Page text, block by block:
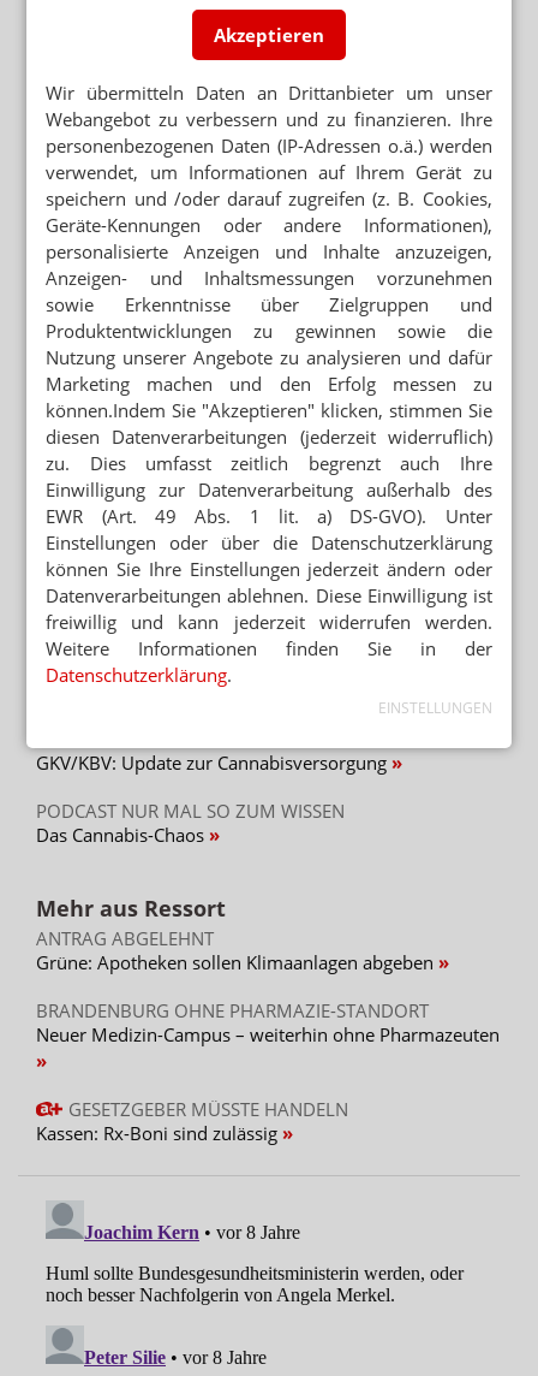
Akzeptieren
Wir übermitteln Daten an Drittanbieter um unser
Webangebot zu verbessern und zu finanzieren. Ihre
personenbezogenen Daten (IP-Adressen o.ä.) werden
verwendet, um Informationen auf Ihrem Gerät zu
speichern und /oder darauf zugreifen (z. B. Cookies,
Geräte-Kennungen oder andere Informationen),
personalisierte Anzeigen und Inhalte anzuzeigen,
Anzeigen- und Inhaltsmessungen vorzunehmen
sowie Erkenntnisse über Zielgruppen und
Produktentwicklungen zu gewinnen sowie die
Nutzung unserer Angebote zu analysieren und dafür
Marketing machen und den Erfolg messen zu
können.Indem Sie "Akzeptieren" klicken, stimmen Sie
diesen Datenverarbeitungen (jederzeit widerruflich)
zu. Dies umfasst zeitlich begrenzt auch Ihre
Einwilligung zur Datenverarbeitung außerhalb des
EWR (Art. 49 Abs. 1 lit. a) DS-GVO). Unter
Einstellungen oder über die Datenschutzerklärung
können Sie Ihre Einstellungen jederzeit ändern oder
Datenverarbeitungen ablehnen. Diese Einwilligung ist
freiwillig und kann jederzeit widerrufen werden.
Weitere Informationen finden Sie in der
Datenschutzerklärung.
EINSTELLUNGEN
Neuere Artikel zum Thema
SPAHNS PLAN B
Huml: Bayern hält am Rx-Versandverbot fest
BAYERN
Kein Rx-Versandverbot im Koalitionsvertrag
LANDTAGSWAHL BAYERN
Freie Wähler kämpfen für Erhalt der
Apotheken
BAYERN
Huml (CSU): Söders Kabinett steht zum Rx-
Versandverbot
INTERVIEW IN APOTHEKEN UMSCHAU
Spahn: Lieber fair als Rx-Versandverbot
ARZNEIMITTELPREISE
Grüne an Apotheker Müller: Höchstpreise statt
Rx-Versandverbot
Mehr zum Thema
KRITIK AN GESETZGEBUNGSVERFAHREN
Länder verärgert über Hauruck-Sparpaket
GKV/KBV: Update zur Cannabisversorgung
PODCAST NUR MAL SO ZUM WISSEN
Das Cannabis-Chaos
Mehr aus Ressort
ANTRAG ABGELEHNT
Grüne: Apotheken sollen Klimaanlagen abgeben
BRANDENBURG OHNE PHARMAZIE-STANDORT
Neuer Medizin-Campus – weiterhin ohne Pharmazeuten
GESETZGEBER MÜSSTE HANDELN
Kassen: Rx-Boni sind zulässig